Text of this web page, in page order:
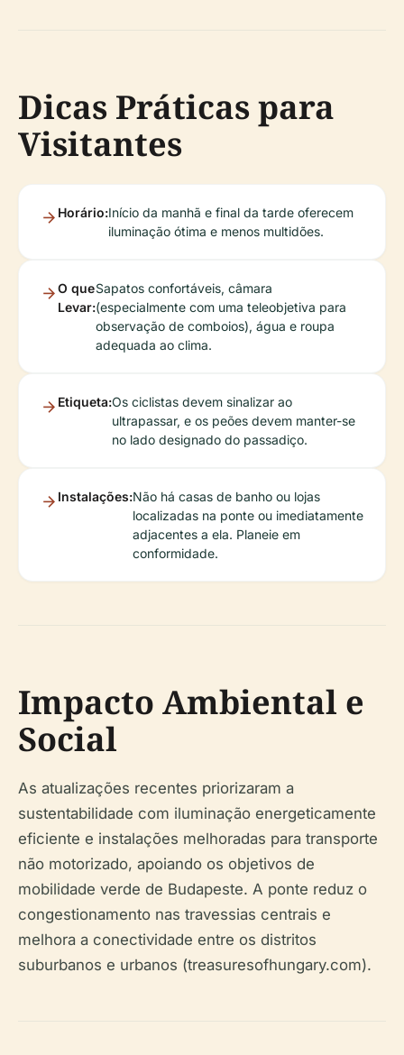
Dicas Práticas para
Visitantes
Horário:Início da manhã e final da tarde oferecem
iluminação ótima e menos multidões.
O que
Levar:
Sapatos confortáveis, câmara
(especialmente com uma teleobjetiva para
observação de comboios), água e roupa
adequada ao clima.
Etiqueta:Os ciclistas devem sinalizar ao
ultrapassar, e os peões devem manter-se
no lado designado do passadiço.
Instalações:Não há casas de banho ou lojas
localizadas na ponte ou imediatamente
adjacentes a ela. Planeie em
conformidade.
Impacto Ambiental e
Social
As atualizações recentes priorizaram a
sustentabilidade com iluminação energeticamente
eficiente e instalações melhoradas para transporte
não motorizado, apoiando os objetivos de
mobilidade verde de Budapeste. A ponte reduz o
congestionamento nas travessias centrais e
melhora a conectividade entre os distritos
suburbanos e urbanos (treasuresofhungary.com).